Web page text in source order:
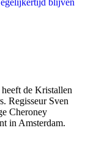
blijven
de Kristallen
Regisseur Sven
Cheroney
in Amsterdam.